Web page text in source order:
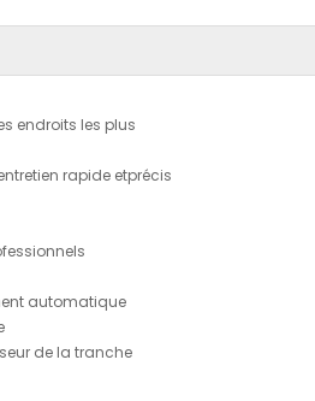
endroits les plus
rapide etprécis
automatique
de la tranche